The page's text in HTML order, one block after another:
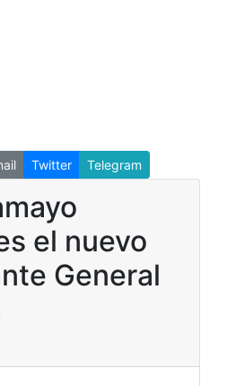
Twitter Telegram
el nuevo
General